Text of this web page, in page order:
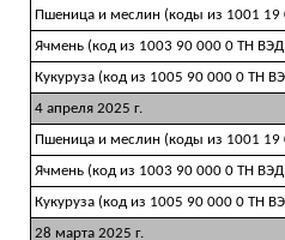
Пшеница и меслин (коды из 1001
Ячмень (код из 1003 90 000 0 ТН
Кукуруза (код из 1005 90 000 0 ТН
4 апреля 2025 г.
Пшеница и меслин (коды из 1001
Ячмень (код из 1003 90 000 0 ТН
Кукуруза (код из 1005 90 000 0 ТН
28 марта 2025 г.